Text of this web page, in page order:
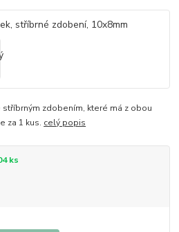
zdobením, které má z obou
za 1 kus. celý popis
ks